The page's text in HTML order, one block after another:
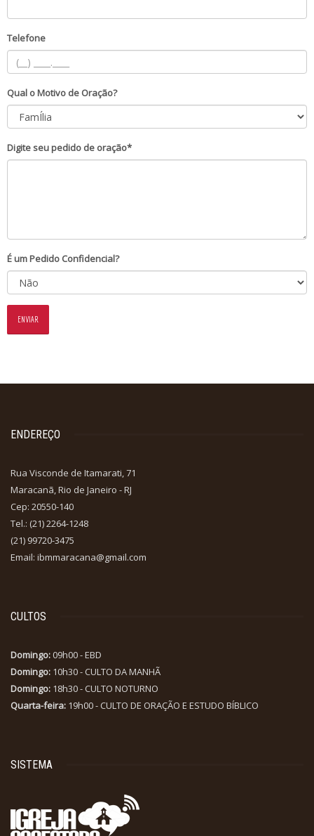
Telefone
Qual o Motivo de Oração?
Digite seu pedido de oração*
É um Pedido Confidencial?
ENDEREÇO
Rua Visconde de Itamarati, 71
Maracanã, Rio de Janeiro - RJ
Cep: 20550-140
Tel.: (21) 2264-1248
(21) 99720-3475
Email: ibmmaracana@gmail.com
CULTOS
Domingo:09h00 - EBD
Domingo: 10h30 - CULTO DA MANHÃ
Domingo: 18h30 - CULTO NOTURNO
Quarta-feira: 19h00 - CULTO DE ORAÇÃO E ESTUDO BÍBLICO
SISTEMA